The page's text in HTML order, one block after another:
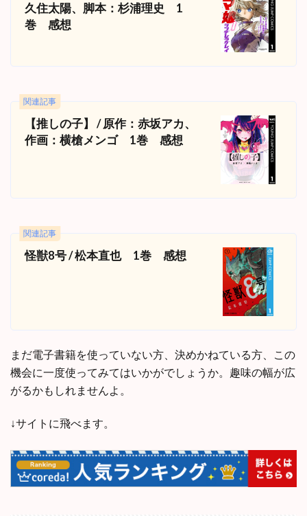
久住太陽、脚本：杉浦理史 1
巻 感想
関連記事
【推しの子】 / 原作：赤坂アカ、
作画：横槍メンゴ 1巻 感想
関連記事
怪獣8号 / 松本直也 1巻 感想
まだ電子書籍を使っていない方、決めかねている方、この
機会に一度使ってみてはいかがでしょうか。趣味の幅が広
がるかもしれませんよ。
↓サイトに飛べます。